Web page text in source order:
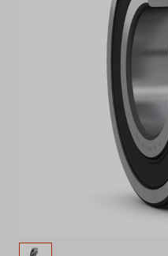
Pedidos de cotação